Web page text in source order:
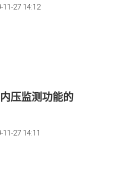
27 14:12
压监测功能的
27 14:11